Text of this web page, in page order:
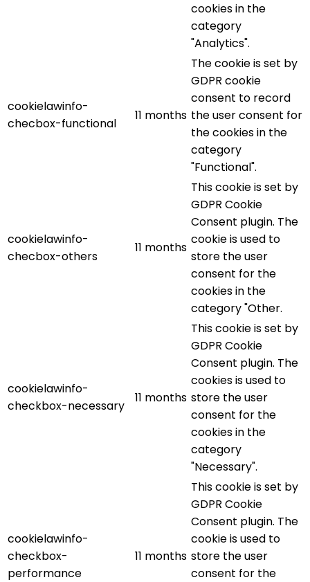
cookies in the
category
"Analytics".
cookielawinfo-
checbox-functional
11 months
The cookie is set by
GDPR cookie
consent to record
the user consent for
the cookies in the
category
"Functional".
cookielawinfo-
checbox-others
11 months
This cookie is set by
GDPR Cookie
Consent plugin. The
cookie is used to
store the user
consent for the
cookies in the
category "Other.
cookielawinfo-
checkbox-necessary
11 months
This cookie is set by
GDPR Cookie
Consent plugin. The
cookies is used to
store the user
consent for the
cookies in the
category
"Necessary".
cookielawinfo-
checkbox-
performance
11 months
This cookie is set by
GDPR Cookie
Consent plugin. The
cookie is used to
store the user
consent for the